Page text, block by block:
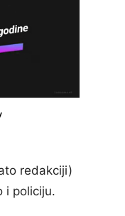
redakciji)
i policiju.